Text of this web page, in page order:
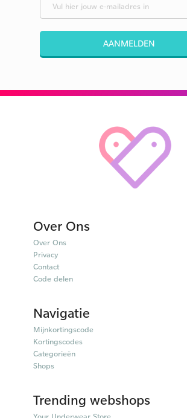
AANMELDEN
Over Ons
Over Ons
Privacy
Contact
Code delen
Navigatie
Mijnkortingscode
Kortingscodes
Categorieën
Shops
Trending webshops